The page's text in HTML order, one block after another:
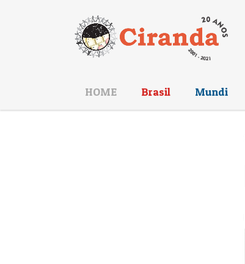
HOME Brasil Mundi